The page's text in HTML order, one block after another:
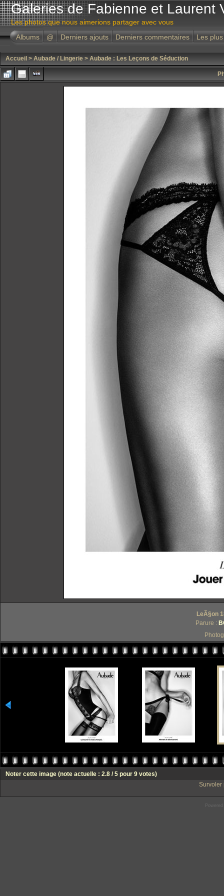
Galeries de Fabienne et Laurent
Les photos que nous aimerions partager avec vous
Albums
@ Derniers ajouts Derniers commentaires Les
Accueil > Aubade / Lingerie > Aubade : Les Leçons de Séduction
LeÃ§on
Parure :
Noter cette image (note actuelle : 2.8 / 5 pour 9 votes)
Survoler